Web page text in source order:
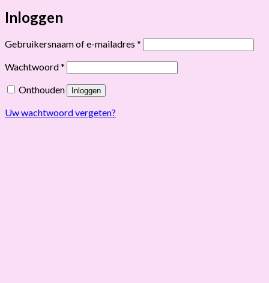
Inloggen
Gebruikersnaam of e-mailadres * Vereist
Wachtwoord* Vereist
Onthouden Inloggen
Uw wachtwoord vergeten?